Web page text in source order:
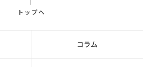
トップへ
コラム